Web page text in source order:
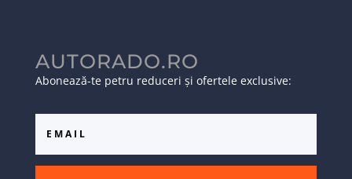
AUTORADO.RO
Abonează-te petru reduceri și ofertele exclusive: